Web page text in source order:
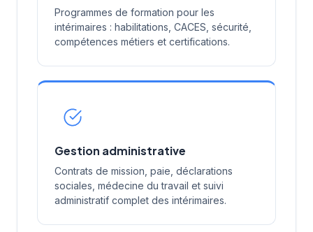
Programmes de formation pour les
intérimaires : habilitations, CACES, sécurité,
compétences métiers et certifications.
Gestion administrative
Contrats de mission, paie, déclarations
sociales, médecine du travail et suivi
administratif complet des intérimaires.